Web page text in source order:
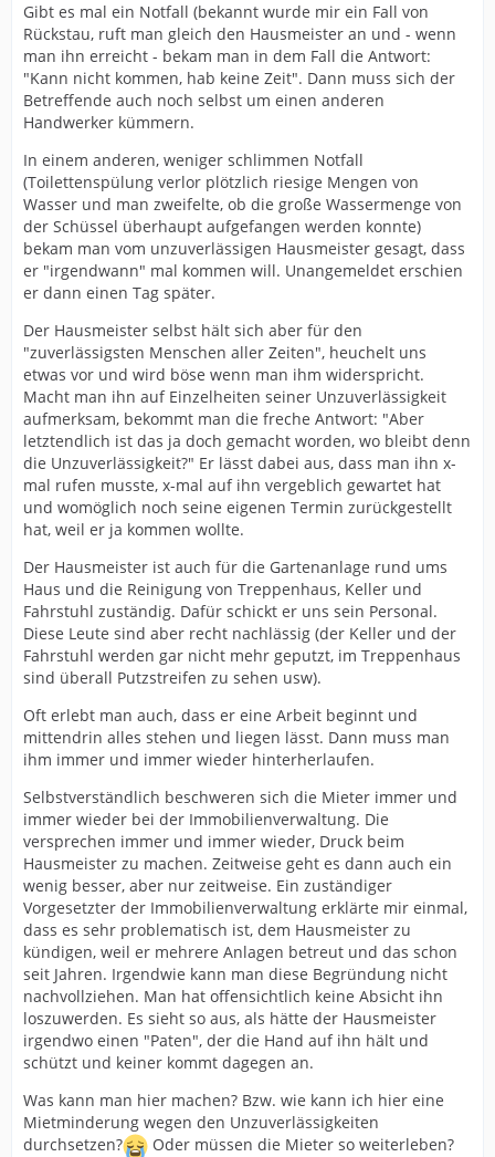
Gibt es mal ein Notfall (bekannt wurde mir ein Fall von
Rückstau, ruft man gleich den Hausmeister an und - wenn
man ihn erreicht - bekam man in dem Fall die Antwort:
"Kann nicht kommen, hab keine Zeit". Dann muss sich der
Betreffende auch noch selbst um einen anderen
Handwerker kümmern.
In einem anderen, weniger schlimmen Notfall
(Toilettenspülung verlor plötzlich riesige Mengen von
Wasser und man zweifelte, ob die große Wassermenge von
der Schüssel überhaupt aufgefangen werden konnte)
bekam man vom unzuverlässigen Hausmeister gesagt, dass
er "irgendwann" mal kommen will. Unangemeldet erschien
er dann einen Tag später.
Der Hausmeister selbst hält sich aber für den
"zuverlässigsten Menschen aller Zeiten", heuchelt uns
etwas vor und wird böse wenn man ihm widerspricht.
Macht man ihn auf Einzelheiten seiner Unzuverlässigkeit
aufmerksam, bekommt man die freche Antwort: "Aber
letztendlich ist das ja doch gemacht worden, wo bleibt denn
die Unzuverlässigkeit?" Er lässt dabei aus, dass man ihn x-
mal rufen musste, x-mal auf ihn vergeblich gewartet hat
und womöglich noch seine eigenen Termin zurückgestellt
hat, weil er ja kommen wollte.
Der Hausmeister ist auch für die Gartenanlage rund ums
Haus und die Reinigung von Treppenhaus, Keller und
Fahrstuhl zuständig. Dafür schickt er uns sein Personal.
Diese Leute sind aber recht nachlässig (der Keller und der
Fahrstuhl werden gar nicht mehr geputzt, im Treppenhaus
sind überall Putzstreifen zu sehen usw).
Oft erlebt man auch, dass er eine Arbeit beginnt und
mittendrin alles stehen und liegen lässt. Dann muss man
ihm immer und immer wieder hinterherlaufen.
Selbstverständlich beschweren sich die Mieter immer und
immer wieder bei der Immobilienverwaltung. Die
versprechen immer und immer wieder, Druck beim
Hausmeister zu machen. Zeitweise geht es dann auch ein
wenig besser, aber nur zeitweise. Ein zuständiger
Vorgesetzter der Immobilienverwaltung erklärte mir einmal,
dass es sehr problematisch ist, dem Hausmeister zu
kündigen, weil er mehrere Anlagen betreut und das schon
seit Jahren. Irgendwie kann man diese Begründung nicht
nachvollziehen. Man hat offensichtlich keine Absicht ihn
loszuwerden. Es sieht so aus, als hätte der Hausmeister
irgendwo einen "Paten", der die Hand auf ihn hält und
schützt und keiner kommt dagegen an.
Was kann man hier machen? Bzw. wie kann ich hier eine
Mietminderung wegen den Unzuverlässigkeiten
durchsetzen?
Oder müssen die Mieter so weiterleben?